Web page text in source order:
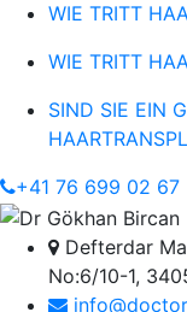
WIE TRITT
WIE TRITT
SIND SIE EIN
+41 76 699 02 67
Defterdar
No:6/10-1,